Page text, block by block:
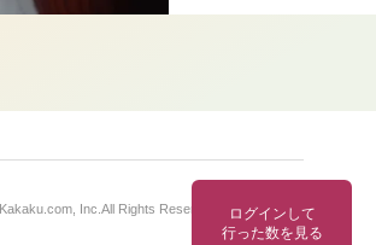
ログインして
行った数を見る
Kakaku.com, Inc.All Rights Reserved. 無断転載禁止